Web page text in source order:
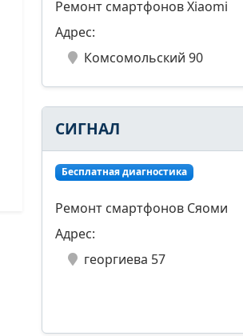
Ремонт смартфонов Xiaomi
Адрес:
Комсомольский 90
СИГНАЛ
Бесплатная диагностика
Ремонт смартфонов Сяоми
Адрес:
георгиева 57